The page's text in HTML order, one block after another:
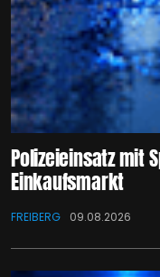
Polizeieinsatz mit
Einkaufsmarkt
FREIBERG 09.08.2026